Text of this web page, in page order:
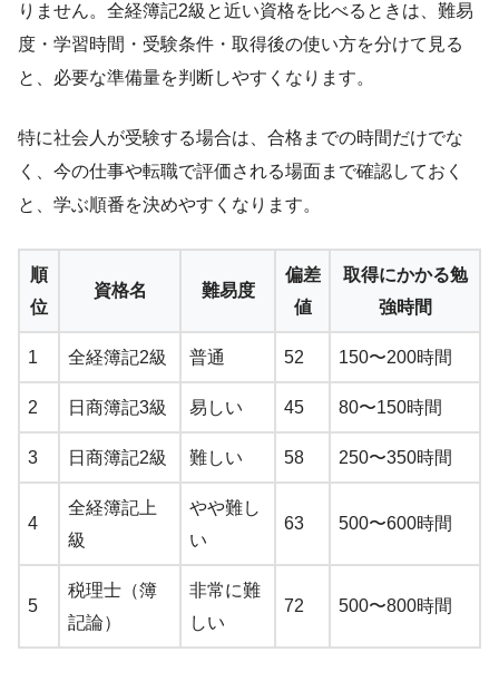
りません。全経簿記2級と近い資格を比べるときは、難易
度・学習時間・受験条件・取得後の使い方を分けて見る
と、必要な準備量を判断しやすくなります。
特に社会人が受験する場合は、合格までの時間だけでな
く、今の仕事や転職で評価される場面まで確認しておく
と、学ぶ順番を決めやすくなります。
順
位
資格名 難易度
偏差
値
取得にかかる勉
強時間
1 全経簿記2級 普通 52 150〜200時間
2 日商簿記3級 易しい 45 80〜150時間
3 日商簿記2級 難しい 58 250〜350時間
4
全経簿記上
級
やや難し
い
63 500〜600時間
5
税理士（簿
記論）
非常に難
しい
72 500〜800時間